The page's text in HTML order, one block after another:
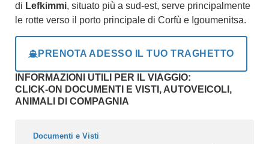
di Lefkimmi, situato più a sud-est, serve principalmente
le rotte verso il porto principale di Corfù e Igoumenitsa.
PRENOTA ADESSO IL TUO TRAGHETTO
INFORMAZIONI UTILI PER IL VIAGGIO:
CLICK-ON DOCUMENTI E VISTI, AUTOVEICOLI,
ANIMALI DI COMPAGNIA
Documenti e Visti